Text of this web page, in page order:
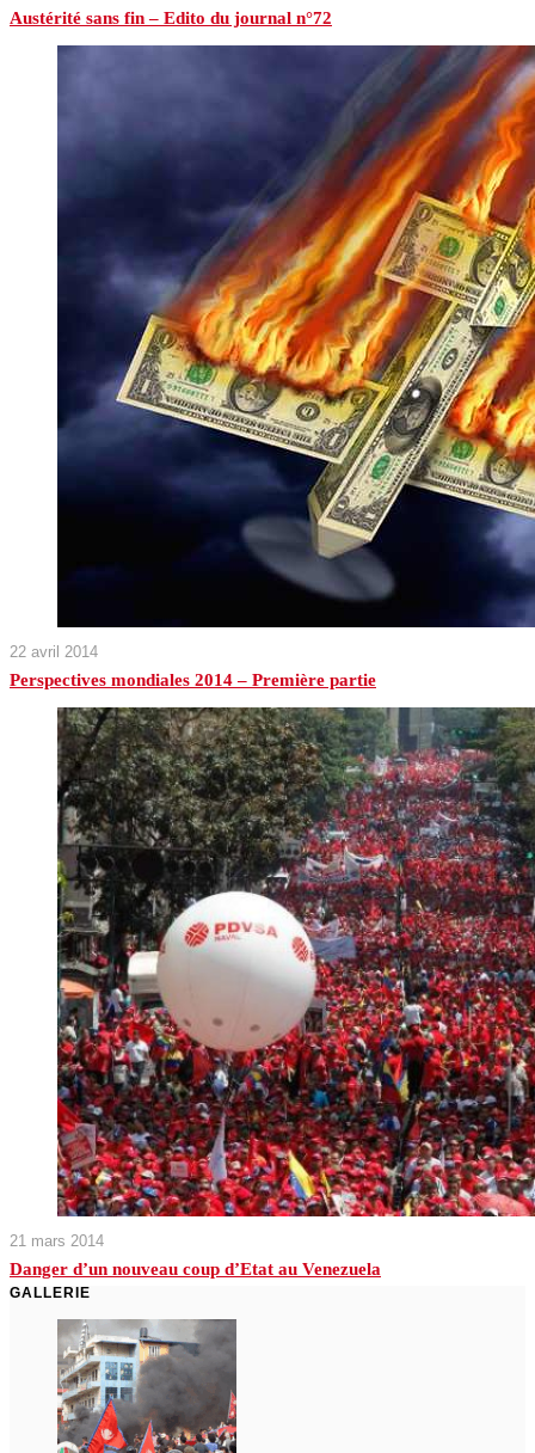
Austérité sans fin – Edito du journal n°72
22 avril 2014
Perspectives mondiales 2014 – Première partie
21 mars 2014
Danger d’un nouveau coup d’Etat au Venezuela
GALLERIE